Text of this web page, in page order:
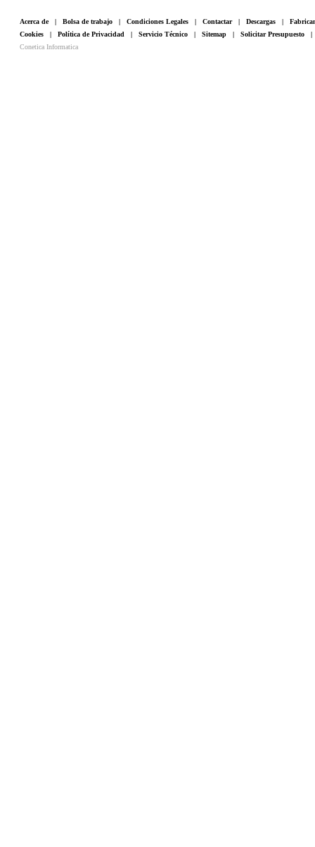
Acerca de| Bolsa de trabajo | Condiciones Legales | Contactar| Descargas |
Cookies | Política de Privacidad | Servicio Técnico | Sitemap | Solicitar Presupuesto
Conetica Informatica